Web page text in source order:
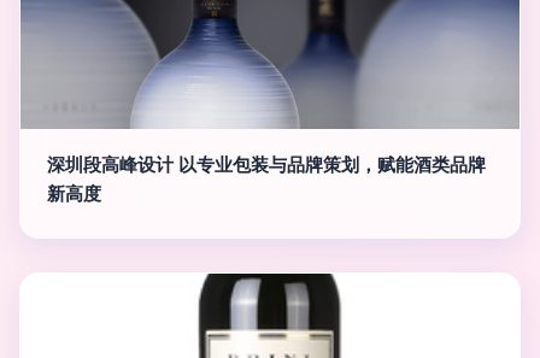
深圳段高峰设计 以专业包装与品牌策划，赋能酒类品牌
新高度